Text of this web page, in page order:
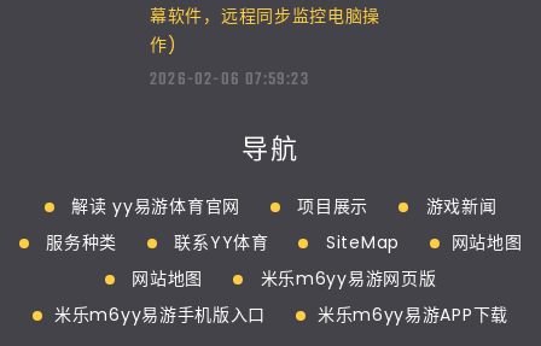
幕软件，远程同步监控电脑操
作)
2026-02-06 07:59:23
导航
解读 yy易游体育官网 项目展示
游戏新闻
服务种类
联系YY体育 SiteMap
网站地图
网站地图
米乐m6yy易游网页版
米乐m6yy易游手机版入口
米乐m6yy易游APP下载